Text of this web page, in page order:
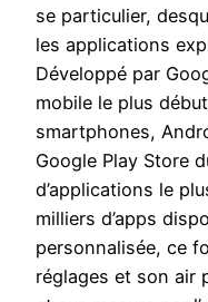
se particulier,
les applications
Développé par
mobile le plus
smartphones,
Google Play Store
d’applications le
milliers d’apps
personnalisée, ce
réglages et son air